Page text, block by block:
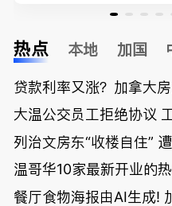
热点 本地 加国
贷款利率又涨？加拿大
大温公交员工拒绝协议
列治文房东“收楼自住”
温哥华10家最新开业的
餐厅食物海报由AI生成!